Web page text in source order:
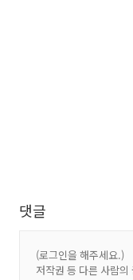
댓글